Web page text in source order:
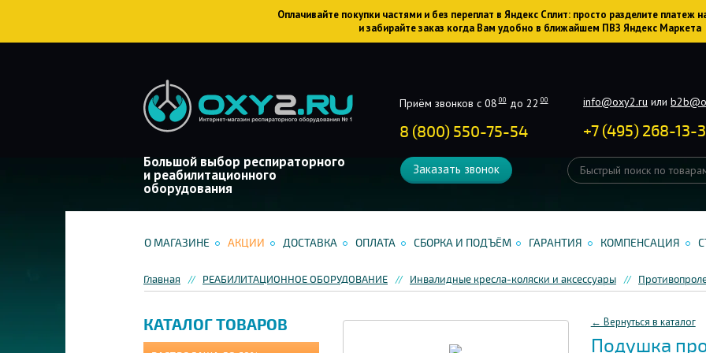
Оплачивайте покупки частями и без переплат в Яндекс Сплит: просто разделите платеж
и забирайте заказ когда Вам удобно в ближайшем ПВЗ Яндекс Маркета
Большой выбор респираторного
и реабилитационного
оборудования
Приём звонков с 08 00до 22 00
8 (800) 550-75-54
info@oxy2.ru или
+7 (495) 268-13-
Заказать звонок
О МАГАЗИНЕ АКЦИИ ДОСТАВКА ОПЛАТА СБОРКА И ПОДЪЁМ ГАРАНТИЯ КОМПЕНСАЦИЯ
Главная РЕАБИЛИТАЦИОННОЕ ОБОРУДОВАНИЕ Инвалидные кресла-коляски и аксессуары
КАТАЛОГ ТОВАРОВ ← Вернуться в каталог
Подушка